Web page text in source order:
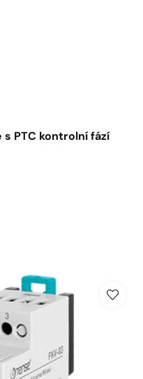
PTC kontrolní fází